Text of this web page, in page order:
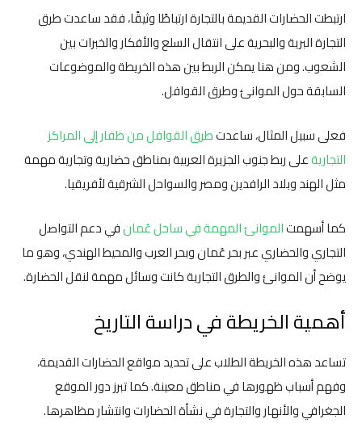
ارتبطت الحضارات القديمة بالتجارة ارتباطًا وثيقًا، فقد ساعدت طرق
التجارة البرية والبحرية على انتقال السلع والأفكار والخبرات بين
الشعوب. ومن هنا يمكن الربط بين هذه الخريطة والموضوعات
السابقة حول الموانئ وطرق القوافل.
فعلى سبيل المثال، ساعدتطرق القوافل من ظفار إلى المراكز
التجاريةعلى ربط جنوب الجزيرة العربية بمناطق حضارية وتجارية مهمة
مثل الهند وبلاد الرافدين ومصر والسواحل الشرقية لأفريقيا.
كما أسهمتالموانئ المهمة في ساحل عُمانفي دعم التواصل
التجاري والحضاري عبر بحر عُمان وبحر العرب والمحيط الهندي، وهو ما
يوضح أن الموانئ والطرق التجارية كانت وسائل مهمة لنقل الحضارة.
أهمية الخريطة في دراسة التاريخ
تساعد هذه الخريطة الطلاب على تحديد مواقع الحضارات القديمة،
وفهم أسباب ظهورها في مناطق معينة. كما تبرز دور الموقع
الجغرافي والأنهار والتجارة في نشأة الحضارات وانتشار مظاهرها.